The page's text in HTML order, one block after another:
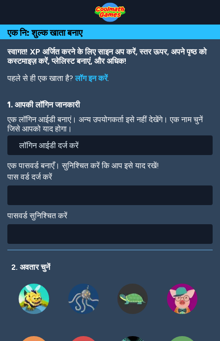
Top
of
Page
Navigation
Main
Content
Footer
main
content
एक नि: शुल्क खाता बनाए
स्वागत! XP अर्जित करने के लिए साइन अप करें, स्तर ऊपर, अपने पृष्ठ को
कस्टमाइज़ करें, प्लेलिस्ट बनाएं, और अधिक!
पहले से ही एक खाता है?लॉग इन करें.
1. आपकी लॉगिन जानकारी
एक लॉगिन आईडी बनाएं। अन्य उपयोगकर्ता इसे नहीं देखेंगे। एक नाम चुनें
जिसे आपको याद होगा।
एक पासवर्ड बनाएँ। सुनिश्चित करें कि आप इसे याद रखें!
पास वर्ड दर्ज करें
पासवर्ड सुनिश्चित करें
2. अवतार चुनें